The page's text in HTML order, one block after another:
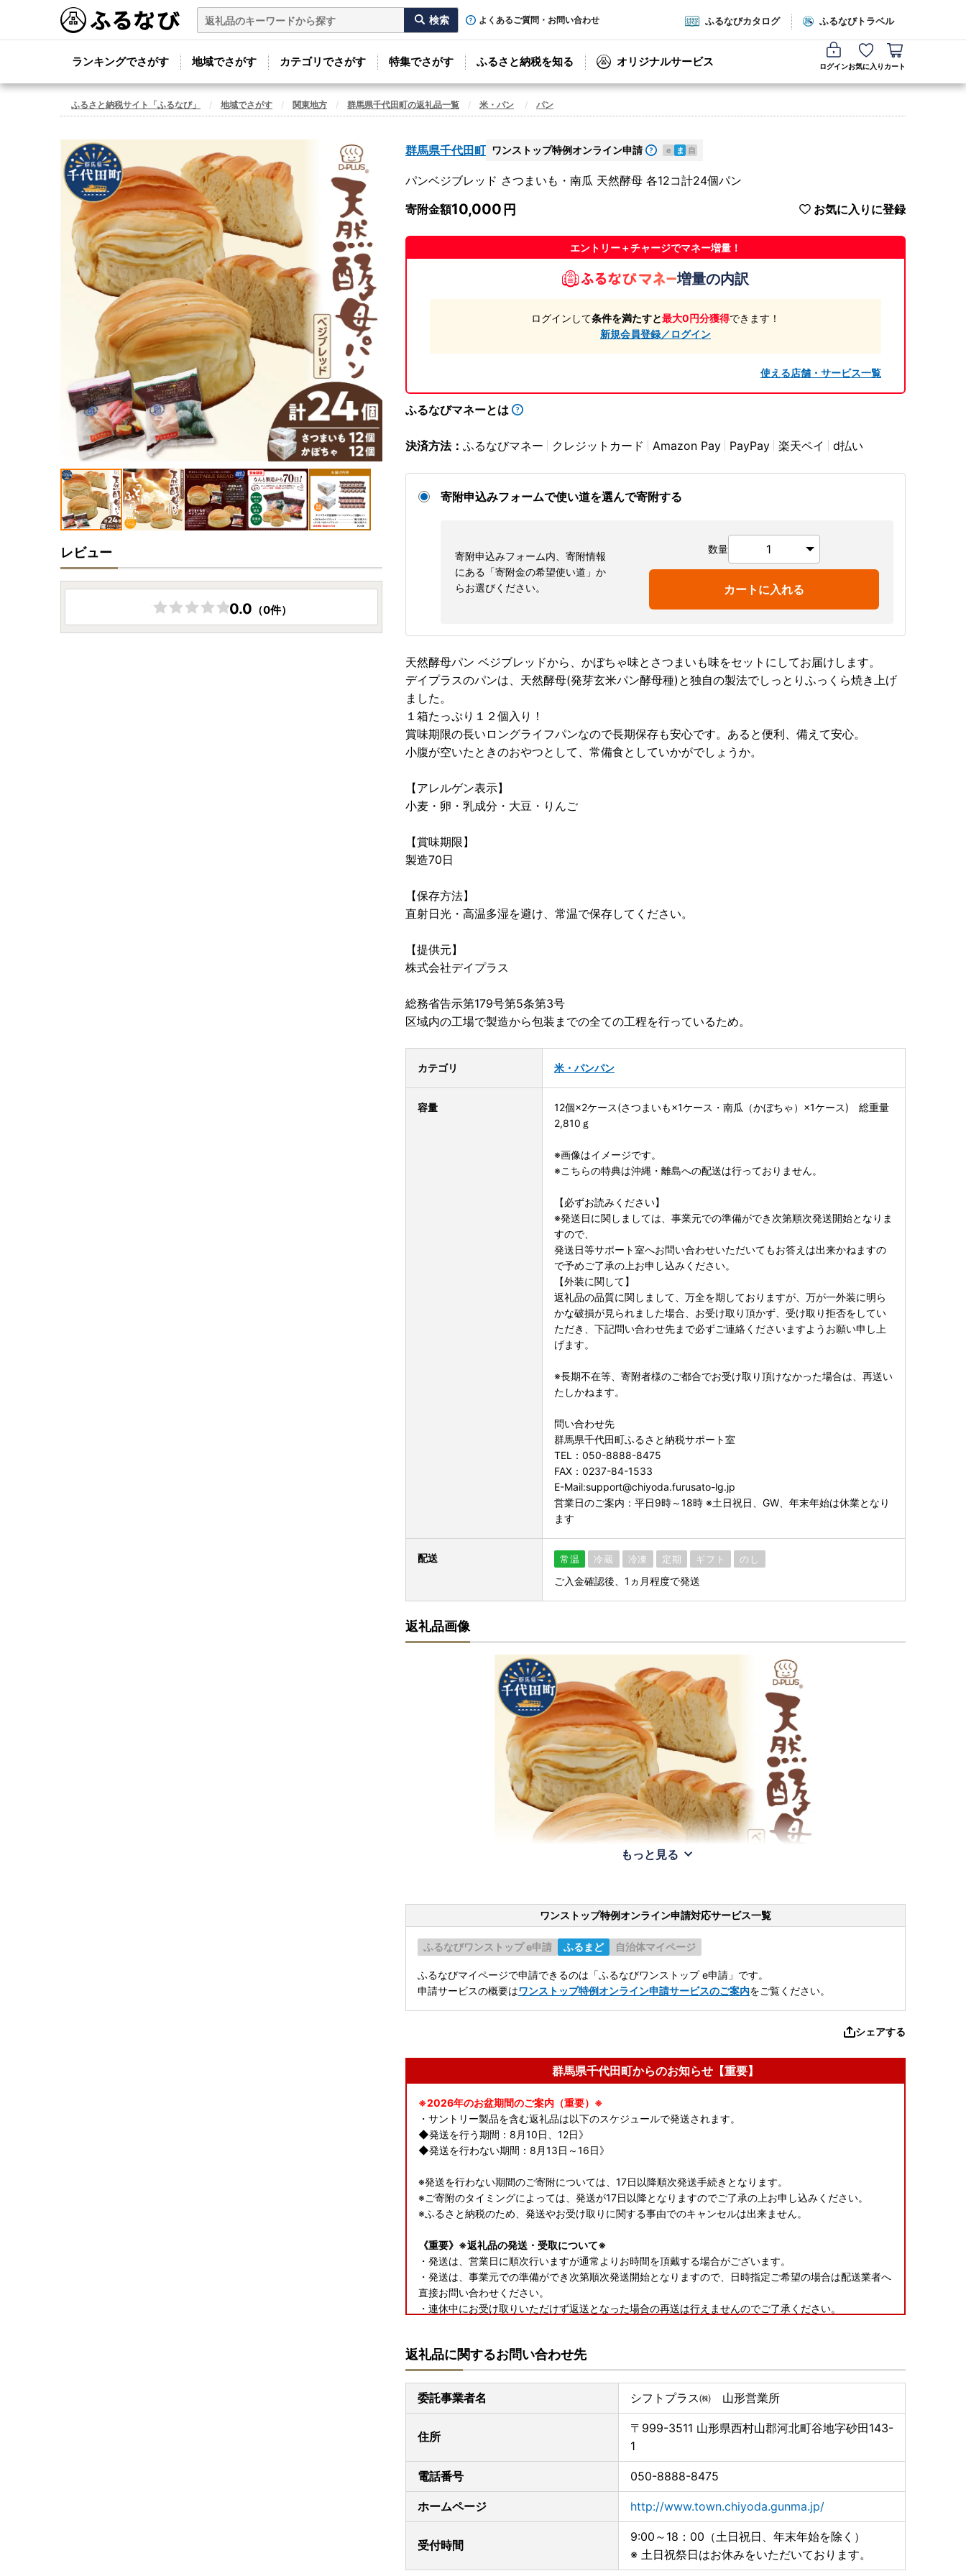
よくあるご質問・お問い合わせ ふるなびカタログ ふるなびトラベル
ランキングでさがす 地域でさがす カテゴリでさがす 特集でさがす ふるさと納税を知る オリジナルサービス ログインお気に入り カート
ふるさと納税サイト「ふるなび」 地域でさがす 関東地方 群馬県千代田町の返礼品一覧 米・パン パン
群馬県千代田町 ワンストップ特例オンライン申請 e ま 自
パンベジブレッド さつまいも・南瓜 天然酵母 各12コ計24個パン
寄附金額10,000 お気に入りに登録
エントリー＋チャージでマネー増量！
増量の内訳
ログインして条件を満たすと最大0円分獲得できます！
新規会員登録／ログイン
使える店舗・サービス一覧
ふるなびマネーとは
決済方法： ふるなびマネー クレジットカード Amazon Pay PayPay 楽天ペイ d払い
寄附申込みフォームで使い道を選んで寄附する
寄附申込みフォーム内、寄附情報
にある「寄附金の希望使い道」か
らお選びください。
数量
カートに入れる
天然酵母パン ベジブレッドから、かぼちゃ味とさつまいも味をセットにしてお届けします。
デイプラスのパンは、天然酵母(発芽玄米パン酵母種)と独自の製法でしっとりふっくら焼き上げ
ました。
１箱たっぷり１２個入り！
賞味期限の長いロングライフパンなので長期保存も安心です。あると便利、備えて安心。
小腹が空いたときのおやつとして、常備食としていかがでしょうか。
【アレルゲン表示】
小麦・卵・乳成分・大豆・りんご
【賞味期限】
製造70日
【保存方法】
直射日光・高温多湿を避け、常温で保存してください。
【提供元】
株式会社デイプラス
総務省告示第179号第5条第3号
区域内の工場で製造から包装までの全ての工程を行っているため。
カテゴリ 米・パンパン
容量
12個×2ケース(さつまいも×1ケース・南瓜（かぼちゃ）×1ケース) 総重量
2,810ｇ
※画像はイメージです。
※こちらの特典は沖縄・離島への配送は行っておりません。
【必ずお読みください】
※発送日に関しましては、事業元での準備ができ次第順次発送開始となりま
すので、
発送日等サポート室へお問い合わせいただいてもお答えは出来かねますの
で予めご了承の上お申し込みください。
【外装に関して】
返礼品の品質に関しまして、万全を期しておりますが、万が一外装に明ら
かな破損が見られました場合、お受け取り頂かず、受け取り拒否をしてい
ただき、下記問い合わせ先まで必ずご連絡くださいますようお願い申し上
げます。
※長期不在等、寄附者様のご都合でお受け取り頂けなかった場合は、再送い
たしかねます。
問い合わせ先
群馬県千代田町ふるさと納税サポート室
TEL：050-8888-8475
FAX：0237-84-1533
E-Mail:support@chiyoda.furusato-lg.jp
営業日のご案内：平日9時～18時 ※土日祝日、GW、年末年始は休業となり
ます
配送 常温 冷蔵 冷凍 定期 ギフト のし
ご入金確認後、1ヵ月程度で発送
返礼品画像
もっと見る
ワンストップ特例オンライン申請対応サービス一覧
ふるなびワンストップ e申請 ふるまど 自治体マイページ
ふるなびマイページで申請できるのは「ふるなびワンストップ e申請」です。
申請サービスの概要はワンストップ特例オンライン申請サービスのご案内をご覧ください。
シェアする
群馬県千代田町からのお知らせ【重要】
※2026年のお盆期間のご案内（重要）※
・サントリー製品を含む返礼品は以下のスケジュールで発送されます。
◆発送を行う期間：8月10日、12日》
◆発送を行わない期間：8月13日～16日》
※発送を行わない期間のご寄附については、17日以降順次発送手続きとなります。
※ご寄附のタイミングによっては、発送が17日以降となりますのでご了承の上お申し込みください。
※ふるさと納税のため、発送やお受け取りに関する事由でのキャンセルは出来ません。
《重要》※返礼品の発送・受取について※
・発送は、営業日に順次行いますが通常よりお時間を頂戴する場合がございます。
・発送は、事業元での準備ができ次第順次発送開始となりますので、日時指定ご希望の場合は配送業者へ
直接お問い合わせください。
・連休中にお受け取りいただけず返送となった場合の再送は行えませんのでご了承ください。
■寄付の申込について
・寄附者様のご都合による寄附申込のキャンセルや返礼品の変更等は出来ませんのであらかじめご了承く
ださい。
・配送先や名義変更があった場合は、至急お問合せ先までご連絡いただけますようお願いいたします。
■ヤマト運輸(株)の荷物転送サービス有料化のお知らせ
者へご確認ください）※贈答用としてお送りする場合も同様となります
返礼品に関するお問い合わせ先
委託事業者名 シフトプラス㈱ 山形営業所
住所
〒999-3511 山形県西村山郡河北町谷地字砂田143-
1
電話番号 050-8888-8475
ホームページ http://www.town.chiyoda.gunma.jp/
受付時間
9:00～18：00（土日祝日、年末年始を除く）
※ 土日祝祭日はお休みをいただいております。
レビュー
0.0 （0件）